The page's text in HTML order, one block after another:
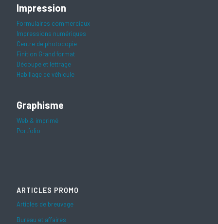
Impression
Formulaires commerciaux
Impressions numériques
Centre de photocopie
Finition Grand format
Découpe et lettrage
Habillage de véhicule
Graphisme
Web & imprimé
Portfolio
ARTICLES PROMO
Articles de breuvage
Bureau et affaires